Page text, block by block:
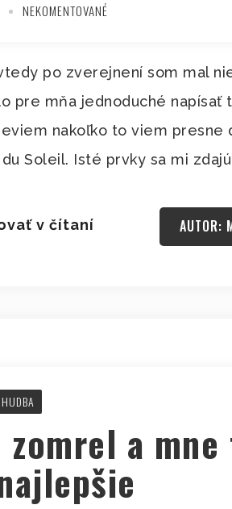
NEKOMENTOVANÉ
po zverejnení som mal
pre mňa jednoduché napísať
nakoľko to viem presne
Soleil. Isté prvky sa mi
v čítaní AUTOR:
HUDBA
a